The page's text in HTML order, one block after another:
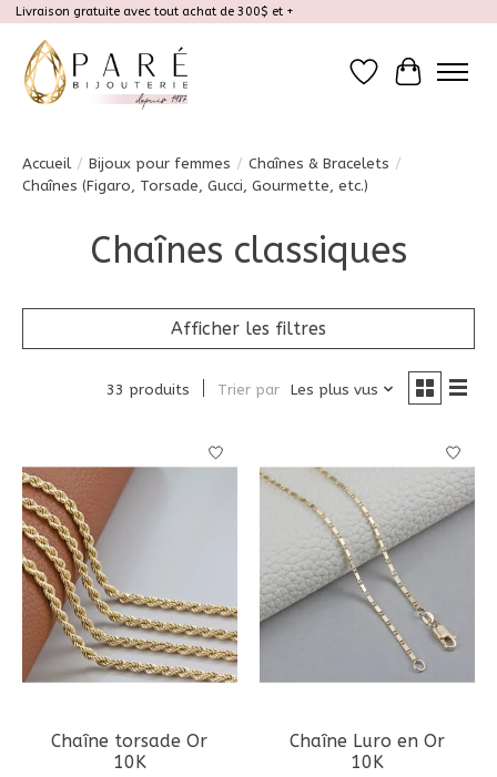
Livraison gratuite avec tout achat de 300$ et +
Liste dePanier
Accueil / Bijoux pour femmes / Chaînes & Bracelets /
Chaînes (Figaro, Torsade, Gucci, Gourmette, etc.)
Chaînes classiques
Afficher les filtres
33 produits Trier par Les plus vus
Chaîne torsade Or
10K
Chaîne Luro en Or
10K